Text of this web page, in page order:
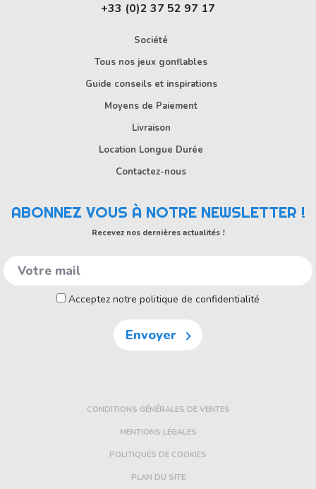
+33 (0)2 37 52 97 17
Société
Tous nos jeux gonflables
Guide conseils et inspirations
Moyens de Paiement
Livraison
Location Longue Durée
Contactez-nous
ABONNEZ VOUS À NOTRE NEWSLETTER !
Recevez nos dernières actualités !
Acceptez notre politique de confidentialité
Envoyer 
CONDITIONS GÉNÉRALES DE VENTES
MENTIONS LÉGALES
POLITIQUES DE COOKIES
PLAN DU SITE